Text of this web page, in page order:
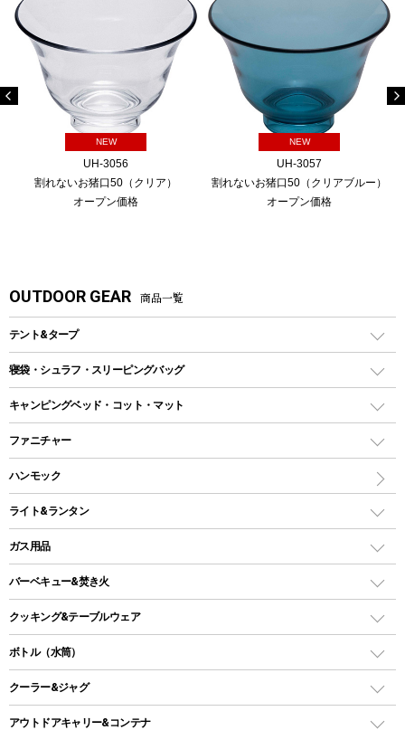
NEW
UH-3056
割れないお猪口50（クリア）
オープン価格
NEW
UH-3057
割れないお猪口50（クリアブルー）
オープン価格
OUTDOOR GEAR 商品一覧
テント&タープ
テント
ツールームテント
ワンポールテント
シェルターテント
ロッジ型・オリジナルテント
タープ
スクエアタープ（レクタタープ）
メッシュタープ
自立式タープ
寝袋・シュラフ・スリーピングバッグ
レクタングラー型（封筒型）シュラフ
インナーシュラフ
キャンピングベッド・コット・マット
キャンピングベッド・コット
インフレータブルマット
ファニチャー
アウトドアテーブル
レジャーシート
ハンモック
ライト&ランタン
LEDランタン
ガスランタン
オイルランタン
LEDライト
ヘッドライト
キャンドル
ガス用品
ガスバーナー
ガス缶
ガストーチ、ライター
バーベキュー&焚き火
バーベキューコンロ、グリル
焚き火台タイプ（ロースタイル）グリル
卓上タイプグリル
パーティータイプグリル
クッキング&テーブルウェア
ダッチオーブン
ホットサンドメーカー
ボトル（水筒）
ステンレスボトル
クーラー&ジャグ
クーラーボックス
アウトドアキャリー&コンテナ